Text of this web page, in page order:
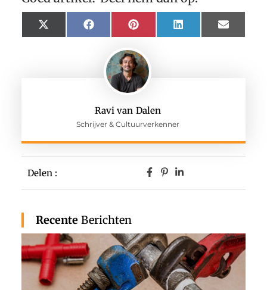
Ravi van Dalen
Schrijver & Cultuurverkenner
Delen :
Recente Berichten
X
(Twitter)
FacebookPinterest LinkedIn Email